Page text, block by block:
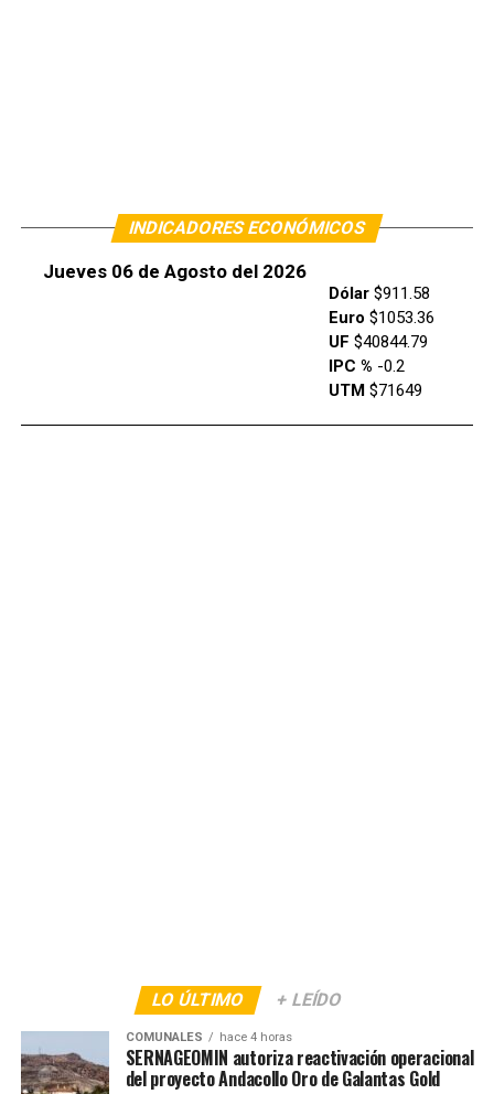
INDICADORES ECONÓMICOS
Jueves 06 de Agosto del 2026
Dólar$911.58
Euro $1053.36
UF $40844.79
IPC % -0.2
UTM$71649
LO ÚLTIMO + LEÍDO
COMUNALES hace 4 horas
SERNAGEOMIN autoriza reactivación operacional
del proyecto Andacollo Oro de Galantas Gold